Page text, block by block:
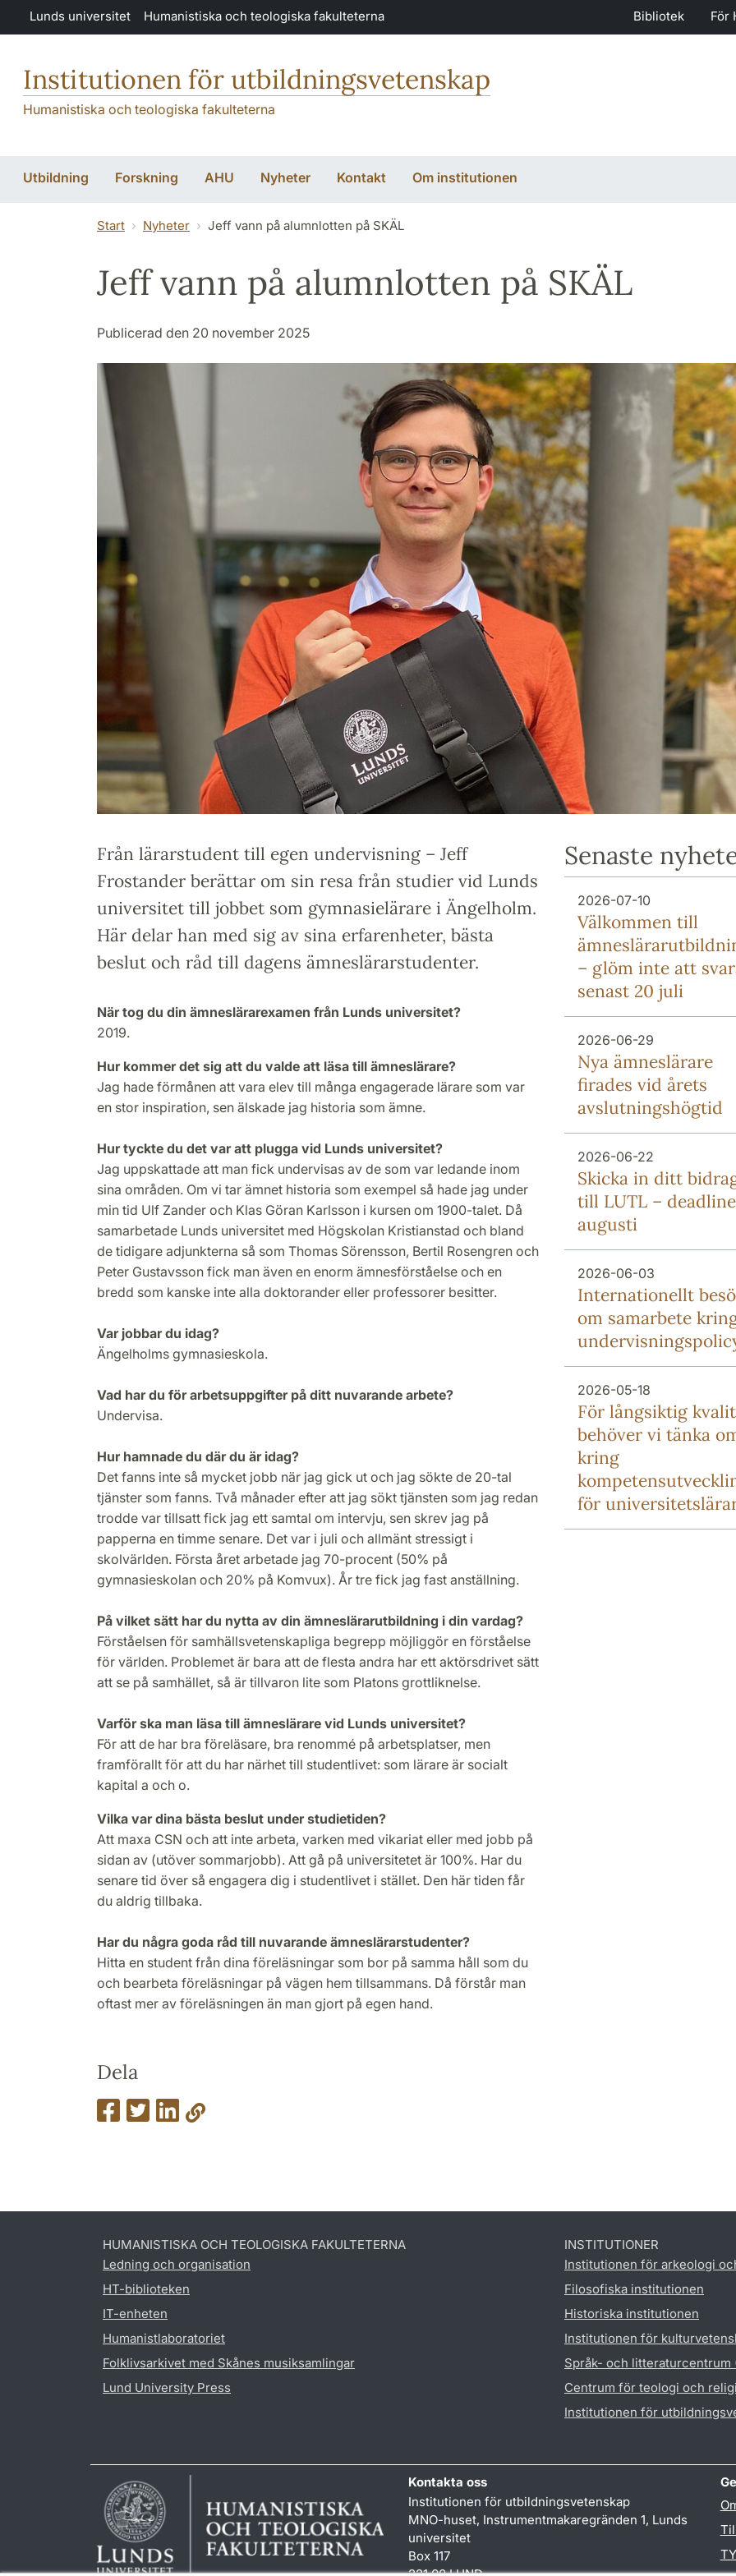
Hoppa till huvudinnehåll
Lunds universitet Humanistiska och teologiska fakulteterna Bibliotek För
Institutionen för utbildningsvetenskap
Humanistiska och teologiska fakulteterna
Utbildning Forskning AHU Nyheter Kontakt Om institutionen
Start Nyheter Jeff vann på alumnlotten på SKÄL
Jeff vann på alumnlotten på SKÄL
Publicerad den 20 november 2025
Från lärarstudent till egen undervisning – Jeff
Frostander berättar om sin resa från studier vid Lunds
universitet till jobbet som gymnasielärare i Ängelholm.
Här delar han med sig av sina erfarenheter, bästa
beslut och råd till dagens ämneslärarstudenter.
När tog du din ämneslärarexamen från Lunds universitet?
2019.
Hur kommer det sig att du valde att läsa till ämneslärare?
Jag hade förmånen att vara elev till många engagerade lärare som var
en stor inspiration, sen älskade jag historia som ämne.
Hur tyckte du det var att plugga vid Lunds universitet?
Jag uppskattade att man fick undervisas av de som var ledande inom
sina områden. Om vi tar ämnet historia som exempel så hade jag under
min tid Ulf Zander och Klas Göran Karlsson i kursen om 1900-talet. Då
samarbetade Lunds universitet med Högskolan Kristianstad och bland
de tidigare adjunkterna så som Thomas Sörensson, Bertil Rosengren och
Peter Gustavsson fick man även en enorm ämnesförståelse och en
bredd som kanske inte alla doktorander eller professorer besitter.
Var jobbar du idag?
Ängelholms gymnasieskola.
Vad har du för arbetsuppgifter på ditt nuvarande arbete?
Undervisa.
Hur hamnade du där du är idag?
Det fanns inte så mycket jobb när jag gick ut och jag sökte de 20-tal
tjänster som fanns. Två månader efter att jag sökt tjänsten som jag redan
trodde var tillsatt fick jag ett samtal om intervju, sen skrev jag på
papperna en timme senare. Det var i juli och allmänt stressigt i
skolvärlden. Första året arbetade jag 70-procent (50% på
gymnasieskolan och 20% på Komvux). År tre fick jag fast anställning.
På vilket sätt har du nytta av din ämneslärarutbildning i din vardag?
Förståelsen för samhällsvetenskapliga begrepp möjliggör en förståelse
för världen. Problemet är bara att de flesta andra har ett aktörsdrivet sätt
att se på samhället, så är tillvaron lite som Platons grottliknelse.
Varför ska man läsa till ämneslärare vid Lunds universitet?
För att de har bra föreläsare, bra renommé på arbetsplatser, men
framförallt för att du har närhet till studentlivet: som lärare är socialt
kapital a och o.
Vilka var dina bästa beslut under studietiden?
Att maxa CSN och att inte arbeta, varken med vikariat eller med jobb på
sidan av (utöver sommarjobb). Att gå på universitetet är 100%. Har du
senare tid över så engagera dig i studentlivet i stället. Den här tiden får
du aldrig tillbaka.
Har du några goda råd till nuvarande ämneslärarstudenter?
Hitta en student från dina föreläsningar som bor på samma håll som du
och bearbeta föreläsningar på vägen hem tillsammans. Då förstår man
oftast mer av föreläsningen än man gjort på egen hand.
Dela
Senaste
2026-07-10
Välkommen till
– glöm inte att
senast 20 juli
2026-06-29
Nya ämneslärare
firades vid årets
avslutningshögtid
2026-06-22
Skicka in ditt
till LUTL – deadline
augusti
2026-06-03
Internationellt
om samarbete
2026-05-18
För långsiktig
behöver vi tänka
kring
för
HUMANISTISKA OCH TEOLOGISKA FAKULTETERNA
Ledning och organisation
HT-biblioteken
IT-enheten
Humanistlaboratoriet
Folklivsarkivet med Skånes musiksamlingar
Lund University Press
INSTITUTIONER
Institutionen för arkeologi
Filosofiska institutionen
Historiska institutionen
Institutionen för
Språk- och litteraturcentrum
Centrum för teologi och
Institutionen för
Kontakta oss
Institutionen för utbildningsvetenskap
MNO-huset, Instrumentmakaregränden 1, Lunds
universitet
Box 117